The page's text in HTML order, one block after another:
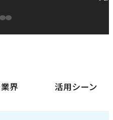
ぱ
業界 活用シーン